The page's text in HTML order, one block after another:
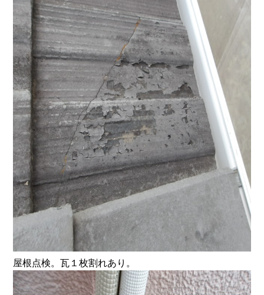
屋根点検。瓦１枚割れあり。